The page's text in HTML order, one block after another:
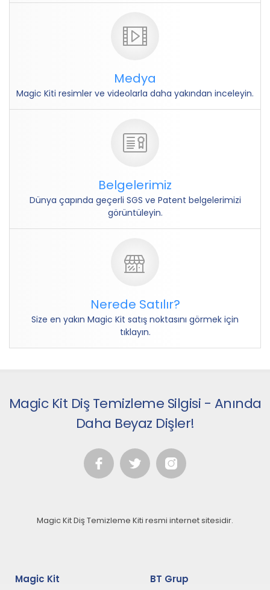
Medya
Magic Kiti resimler ve videolarla daha yakından inceleyin.
Belgelerimiz
Dünya çapında geçerli SGS ve Patent belgelerimizi
görüntüleyin.
Nerede Satılır?
Size en yakın Magic Kit satış noktasını görmek için
tıklayın.
Magic Kit Diş Temizleme Silgisi - Anında
Daha Beyaz Dişler!
Magic Kit Diş Temizleme Kiti resmi internet sitesidir.
Magic Kit BT Grup